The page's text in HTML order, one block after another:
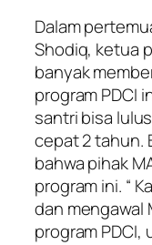
Dalam
Shodiq, ketua
banyak
program PDCI
santri bisa
cepat 2 tahun.
bahwa pihak
program ini. “
dan mengawal
program PDCI,